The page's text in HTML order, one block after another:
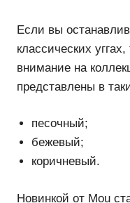
Если вы
классических
внимание на
представлены в
песочный;
бежевый;
коричневый.
Новинкой от Mou